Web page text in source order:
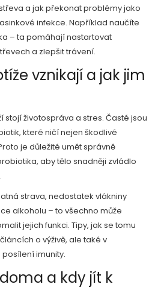
a jak překonat problémy jako
infekce. Například naučíte
– ta pomáhají nastartovat
a zlepšit trávení.
vznikají a jak jim
stojí životospráva a stres. Časté jsou
které ničí nejen škodlivé
je důležité umět správně
aby tělo snadněji zvládlo
strava, nedostatek vlákniny
alkoholu – to všechno může
jejich funkci. Tipy, jak se tomu
o výživě, ale také v
imunity.
a kdy jít k